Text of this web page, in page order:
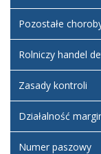
Artykuł został
zmieniony.
zmieniony.
Pozostałe
Rolniczy handel
Zasady kontroli
Działalność
Numer paszowy